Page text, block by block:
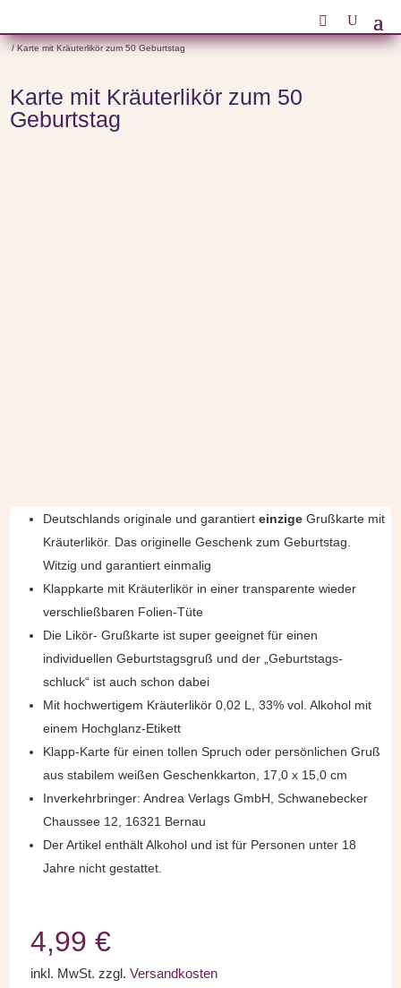
Geschenke zum 50. Geburtstag
/ Karte mit Kräuterlikör zum 50 Geburtstag
Karte mit Kräuterlikör zum 50
Geburtstag
Deutschlands originale und garantierteinzigeGrußkarte mit
Kräuterlikör. Das originelle Geschenk zum Geburtstag.
Witzig und garantiert einmalig
Klappkarte mit Kräuterlikör in einer transparente wieder
verschließbaren Folien-Tüte
Die Likör- Grußkarte ist super geeignet für einen
individuellen Geburtstagsgruß und der „Geburtstags-
schluck“ ist auch schon dabei
Mit hochwertigem Kräuterlikör 0,02 L, 33% vol. Alkohol mit
einem Hochglanz-Etikett
Klapp-Karte für einen tollen Spruch oder persönlichen Gruß
aus stabilem weißen Geschenkkarton, 17,0 x 15,0 cm
Inverkehrbringer: Andrea Verlags GmbH, Schwanebecker
Chaussee 12, 16321 Bernau
Der Artikel enthält Alkohol und ist für Personen unter 18
Jahre nicht gestattet.
4,99 €
inkl. MwSt. zzgl. Versandkosten